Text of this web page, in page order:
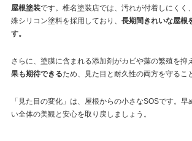
屋根塗装です。椎名塗装店では、汚れが付着しにくく
殊シリコン塗料を採用しており、 長期間きれいな屋根
す。
さらに、塗膜に含まれる添加剤がカビや藻の繁殖を抑
果も期待できるため、見た目と耐久性の両方を守るこ
「見た目の変化」は、屋根からの小さなSOSです。早
い全体の美観と安心を取り戻しましょう。